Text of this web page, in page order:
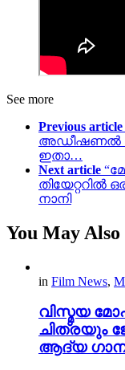
See more
Previous article
അഡീഷണൽ
ഇതാ…
Next article
തിയേറ്ററിൽ
നാനി
You May
in Film News,
വിസ്മയ
ചിത്രയും
ആദ്യ